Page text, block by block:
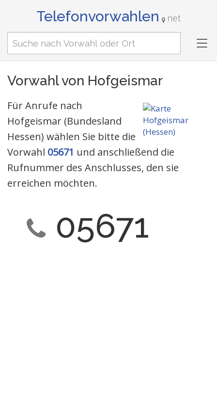
Telefonvorwahlen net
Vorwahl von Hofgeismar
Für Anrufe nach
Hofgeismar (Bundesland
Hessen) wählen Sie bitte die
Vorwahl 05671 und anschließend die
Rufnummer des Anschlusses, den sie
erreichen möchten.
05671